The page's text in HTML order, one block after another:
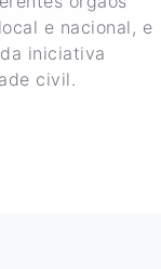
e nacional, e
iniciativa
civil.